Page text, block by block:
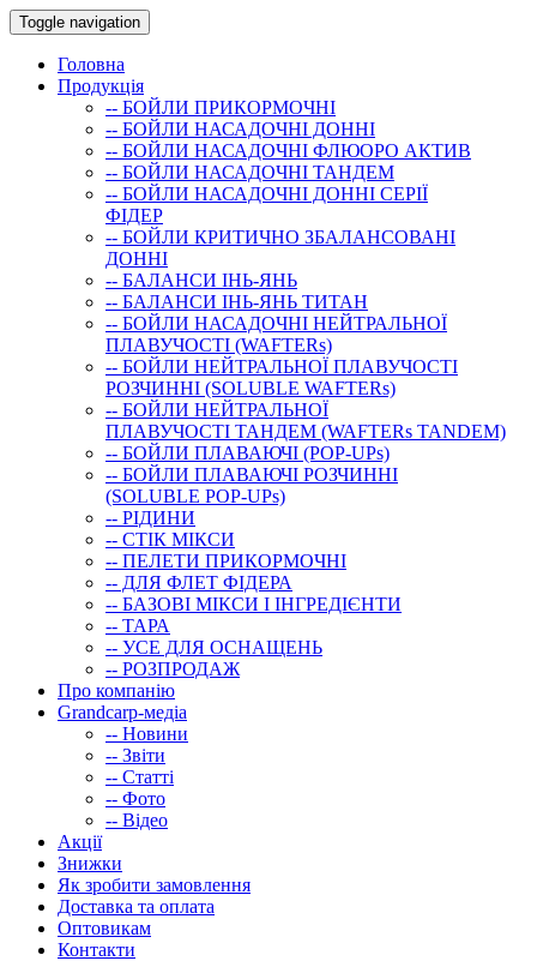
Toggle navigation
Головна
Продукція
-- БОЙЛИ ПРИКОРМОЧНI
-- БОЙЛИ НАСАДОЧНI ДОННI
-- БОЙЛИ НАСАДОЧНІ ФЛЮОРО АКТИВ
-- БОЙЛИ НАСАДОЧНІ ТАНДЕМ
-- БОЙЛИ НАСАДОЧНI ДОННI СЕРIÏ
ФIДЕР
-- БОЙЛИ КРИТИЧНО ЗБАЛАНСОВАНІ
ДОННІ
-- БАЛАНСИ ІНЬ-ЯНЬ
-- БАЛАНСИ ІНЬ-ЯНЬ ТИТАН
-- БОЙЛИ НАСАДОЧНI НЕЙТРАЛЬНОÏ
ПЛАВУЧОСТI (WAFTERs)
-- БОЙЛИ НЕЙТРАЛЬНОЇ ПЛАВУЧОСТІ
РОЗЧИННІ (SOLUBLE WAFTERs)
-- БОЙЛИ НЕЙТРАЛЬНОЇ
ПЛАВУЧОСТІ ТАНДЕМ (WAFTERs TANDEM)
-- БОЙЛИ ПЛАВАЮЧІ (POP-UPs)
-- БОЙЛИ ПЛАВАЮЧI РОЗЧИННI
(SOLUBLE POP-UPs)
-- РIДИНИ
-- СТIК МIКСИ
-- ПЕЛЕТИ ПРИКОРМОЧНІ
-- ДЛЯ ФЛЕТ ФІДЕРА
-- БАЗОВІ МІКСИ І ІНГРЕДІЄНТИ
-- ТАРА
-- УСЕ ДЛЯ ОСНАЩЕНЬ
-- РОЗПРОДАЖ
Про компанію
Grandcarp-медіа
-- Новини
-- Звіти
-- Статті
-- Фото
-- Відео
Акції
Знижки
Як зробити замовлення
Доставка та оплата
Оптовикам
Контакти